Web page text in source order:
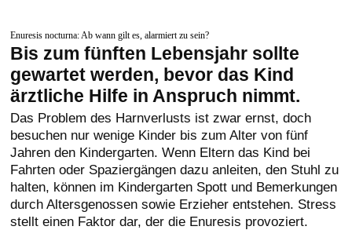
Enuresis nocturna: Ab wann gilt es, alarmiert zu sein?
Bis zum fünften Lebensjahr sollte
gewartet werden, bevor das Kind
ärztliche Hilfe in Anspruch nimmt.
Das Problem des Harnverlusts ist zwar ernst, doch
besuchen nur wenige Kinder bis zum Alter von fünf
Jahren den Kindergarten. Wenn Eltern das Kind bei
Fahrten oder Spaziergängen dazu anleiten, den Stuhl zu
halten, können im Kindergarten Spott und Bemerkungen
durch Altersgenossen sowie Erzieher entstehen. Stress
stellt einen Faktor dar, der die Enuresis provoziert.